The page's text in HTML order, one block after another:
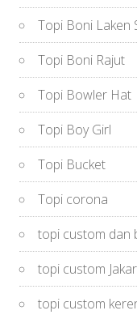
Topi Boni Laken
Topi Boni Rajut
Topi Bowler Hat
Topi Boy Girl
Topi Bucket
Topi corona
topi custom dan
topi custom
topi custom